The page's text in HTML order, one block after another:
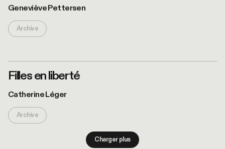
Geneviève Pettersen
Archive
Filles en liberté
Catherine Léger
Archive
Charger plus